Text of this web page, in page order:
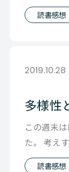
います。
読書感想
2019.10.28
多様性
この週末
た。 考え
ってるの
読書感想